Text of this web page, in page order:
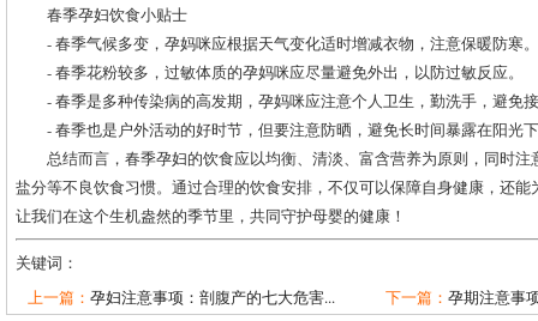
春季孕妇饮食小贴士
- 春季气候多变，孕妈咪应根据天气变化适时增减衣物，注意保暖防寒。
- 春季花粉较多，过敏体质的孕妈咪应尽量避免外出，以防过敏反应。
- 春季是多种传染病的高发期，孕妈咪应注意个人卫生，勤洗手，避免
- 春季也是户外活动的好时节，但要注意防晒，避免长时间暴露在阳光
总结而言，春季孕妇的饮食应以均衡、清淡、富含营养为原则，同时
盐分等不良饮食习惯。通过合理的饮食安排，不仅可以保障自身健康，还
让我们在这个生机盎然的季节里，共同守护母婴的健康！
关键词：
上一篇： 孕妇注意事项：剖腹产的七大危害... 下一篇： 孕期注意事